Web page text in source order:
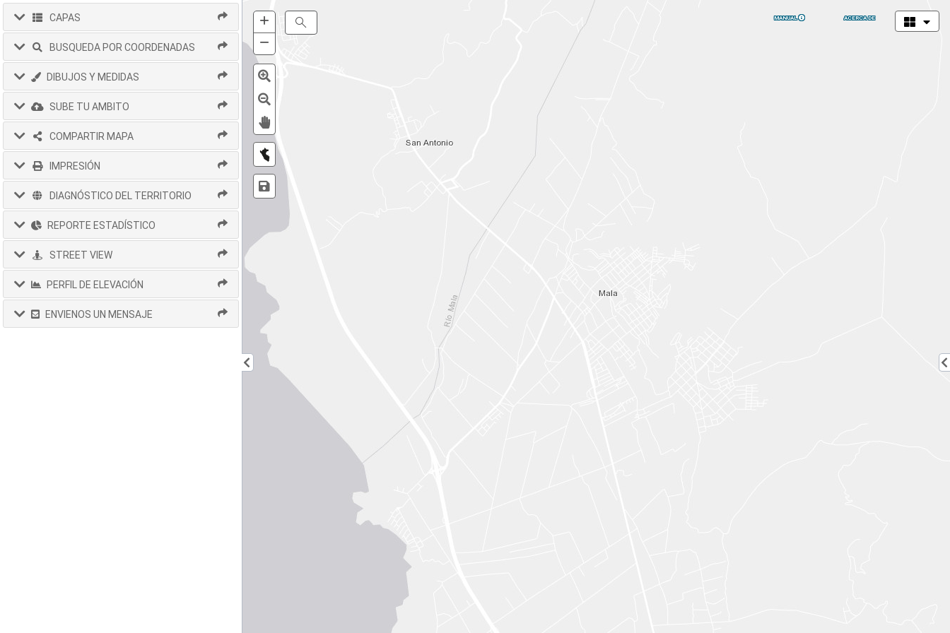
CAPAS
BUSQUEDA POR COORDENADAS
DIBUJOS Y MEDIDAS
SUBE TU AMBITO
COMPARTIR MAPA
IMPRESIÓN
DIAGNÓSTICO DEL TERRITORIO
REPORTE ESTADÍSTICO
STREET VIEW
PERFIL DE ELEVACIÓN
ENVIENOS UN MENSAJE
ACERCA DE
MANUAL
+ Zoom
In
−
Out